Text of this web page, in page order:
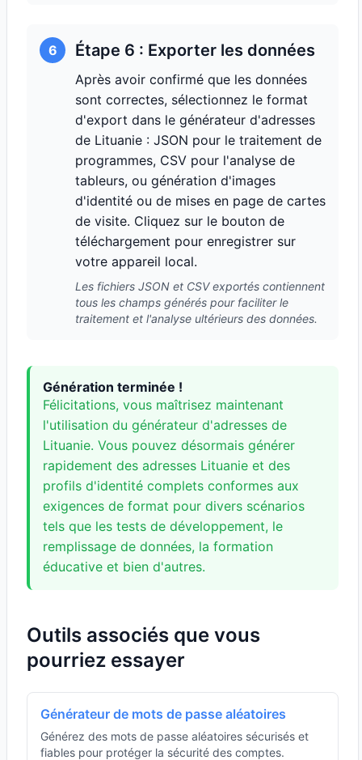
6 Étape 6 : Exporter les données
Après avoir confirmé que les données
sont correctes, sélectionnez le format
d'export dans le générateur d'adresses
de Lituanie : JSON pour le traitement de
programmes, CSV pour l'analyse de
tableurs, ou génération d'images
d'identité ou de mises en page de cartes
de visite. Cliquez sur le bouton de
téléchargement pour enregistrer sur
votre appareil local.
Les fichiers JSON et CSV exportés contiennent
tous les champs générés pour faciliter le
traitement et l'analyse ultérieurs des données.
Génération terminée !
Félicitations, vous maîtrisez maintenant
l'utilisation du générateur d'adresses de
Lituanie. Vous pouvez désormais générer
rapidement des adresses Lituanie et des
profils d'identité complets conformes aux
exigences de format pour divers scénarios
tels que les tests de développement, le
remplissage de données, la formation
éducative et bien d'autres.
Outils associés que vous
pourriez essayer
Générateur de mots de passe aléatoires
Générez des mots de passe aléatoires sécurisés et
fiables pour protéger la sécurité des comptes.